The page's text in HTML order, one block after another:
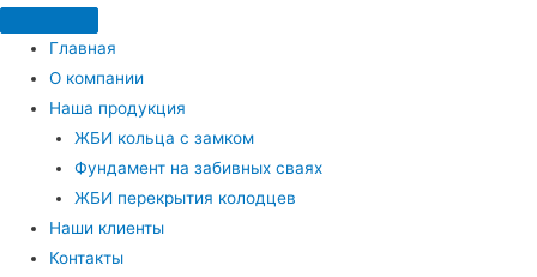
Главная
О компании
Наша продукция
ЖБИ кольца с замком
Фундамент на забивных сваях
ЖБИ перекрытия колодцев
Наши клиенты
Контакты